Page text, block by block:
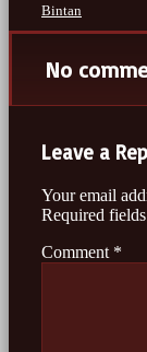
Bintan
No
Leave a
Your email
Required
Comment *